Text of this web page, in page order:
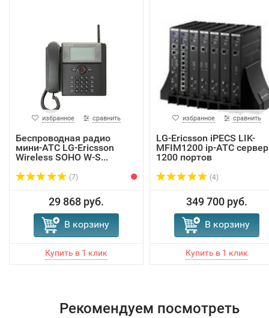
избранное сравнить
Беспроводная радио
мини-АТС LG-Ericsson
Wireless SOHO W-S...
(7)
29 868 руб.
В корзину
избранное сравнить
LG-Ericsson iPECS LIK-
MFIM1200 ip-АТС сервер
1200 портов
(4)
349 700 руб.
В корзину
Рекомендуем посмотреть